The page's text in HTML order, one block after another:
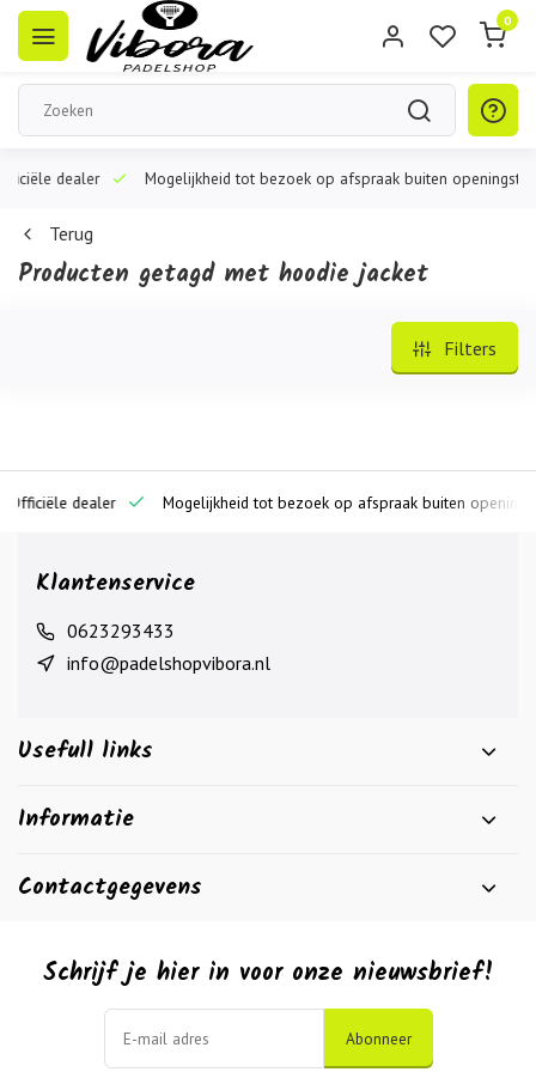
0
dealer Mogelijkheid tot bezoek op afspraak buiten openingstijden
Terug
Producten getagd met hoodie jacket
Filters
dealer Mogelijkheid tot bezoek op afspraak buiten
Klantenservice
0623293433
info@padelshopvibora.nl
Usefull links
Informatie
Contactgegevens
Schrijf je hier in voor onze nieuwsbrief!
Abonneer